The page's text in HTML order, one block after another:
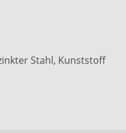
müssen die
Stahl, Kunststoff